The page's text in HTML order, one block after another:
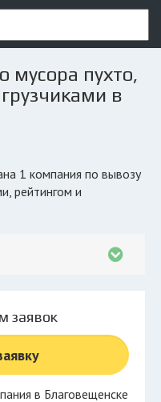
мусора пухто,
в
рейтингом и
заявок
в Благовещенске